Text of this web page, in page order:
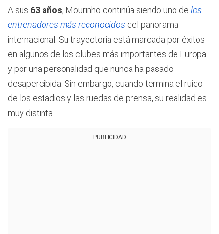
A sus 63 años, Mourinho continúa siendo uno de los
entrenadores más reconocidos del panorama
internacional. Su trayectoria está marcada por éxitos
en algunos de los clubes más importantes de Europa
y por una personalidad que nunca ha pasado
desapercibida. Sin embargo, cuando termina el ruido
de los estadios y las ruedas de prensa, su realidad es
muy distinta.
PUBLICIDAD